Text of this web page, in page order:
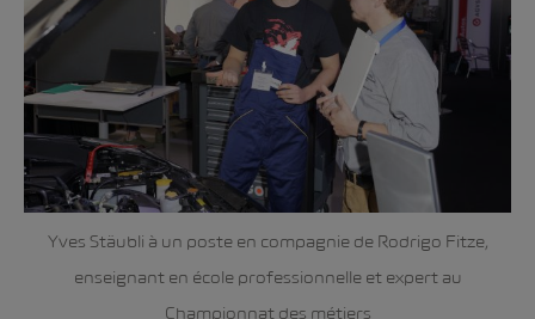
Yves Stäubli à un poste en compagnie de Rodrigo Fitze,
enseignant en école professionnelle et expert au
Championnat des métiers